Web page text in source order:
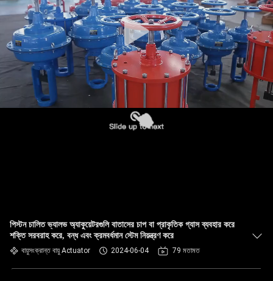
পিস্টন চালিত ভ্যালভ অ্যাকুয়েটরগুলি বাতাসের চাপ বা প্রাকৃতিক গ্যাস ব্যবহার করে
শক্তি সরবরাহ করে, বন্ধ এবং ক্রমবর্ধমান স্টেম নিয়ন্ত্রণ করে
বায়ুসংক্রান্ত বায়ু Actuator 2024-06-04 79 মতামত